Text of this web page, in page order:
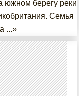
южном берегу реки
Семья
...»